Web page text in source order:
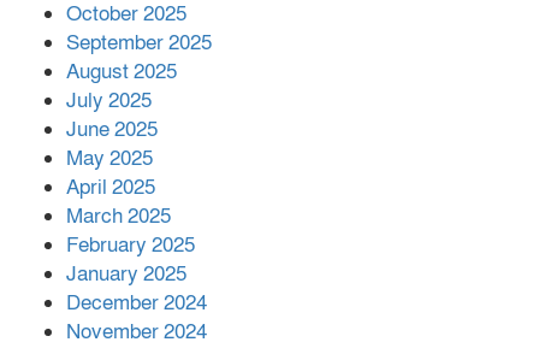
পর ফোন তারেক রহমানের,গ্যাস সঙ্কট
October 2025
September 2025
August 2025
July 2025
June 2025
May 2025
April 2025
March 2025
February 2025
January 2025
December 2024
November 2024